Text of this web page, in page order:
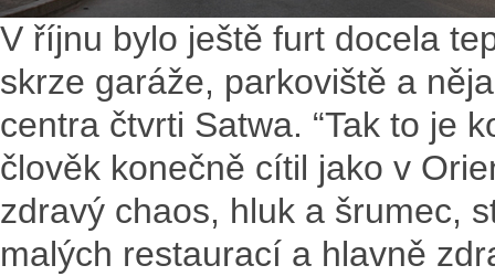
V říjnu bylo ještě furt docela
skrze garáže, parkoviště a
centra čtvrti Satwa. “Tak to je
člověk konečně cítil jako v
zdravý chaos, hluk a šrumec,
malých restaurací a hlavně